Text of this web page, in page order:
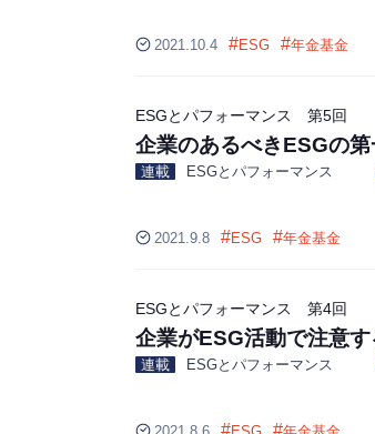
2021.10.4 #ESG #年金基金
ESGとパフォーマンス 第5回
企業のあるべきESGの
連載 ESGとパフォーマンス
2021.9.8 #ESG #年金基金
ESGとパフォーマンス 第4回
企業がESG活動で注意
連載 ESGとパフォーマンス